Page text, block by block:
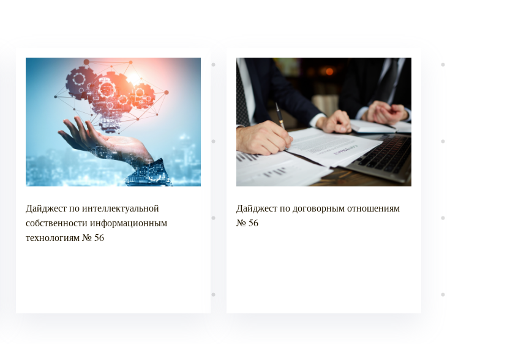
Дайджест по интеллектуальной
собственности информационным
технологиям № 56
Дайджест по договорным отношениям
№ 56